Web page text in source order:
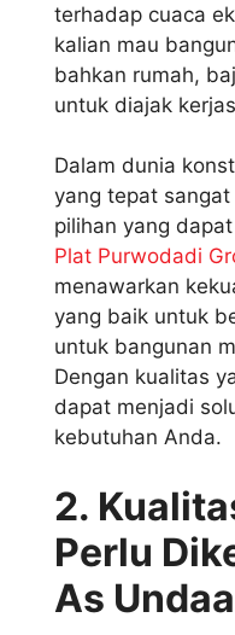
terhadap cuaca
kalian mau
bahkan rumah,
untuk diajak
Dalam dunia
yang tepat
pilihan yang
Plat Purwodadi
menawarkan
yang baik untuk
untuk bangunan
Dengan kualitas
dapat menjadi
kebutuhan Anda.
2.
Perlu
As